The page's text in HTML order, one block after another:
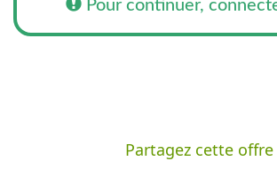
Pour continuer,
Partagez cette offre